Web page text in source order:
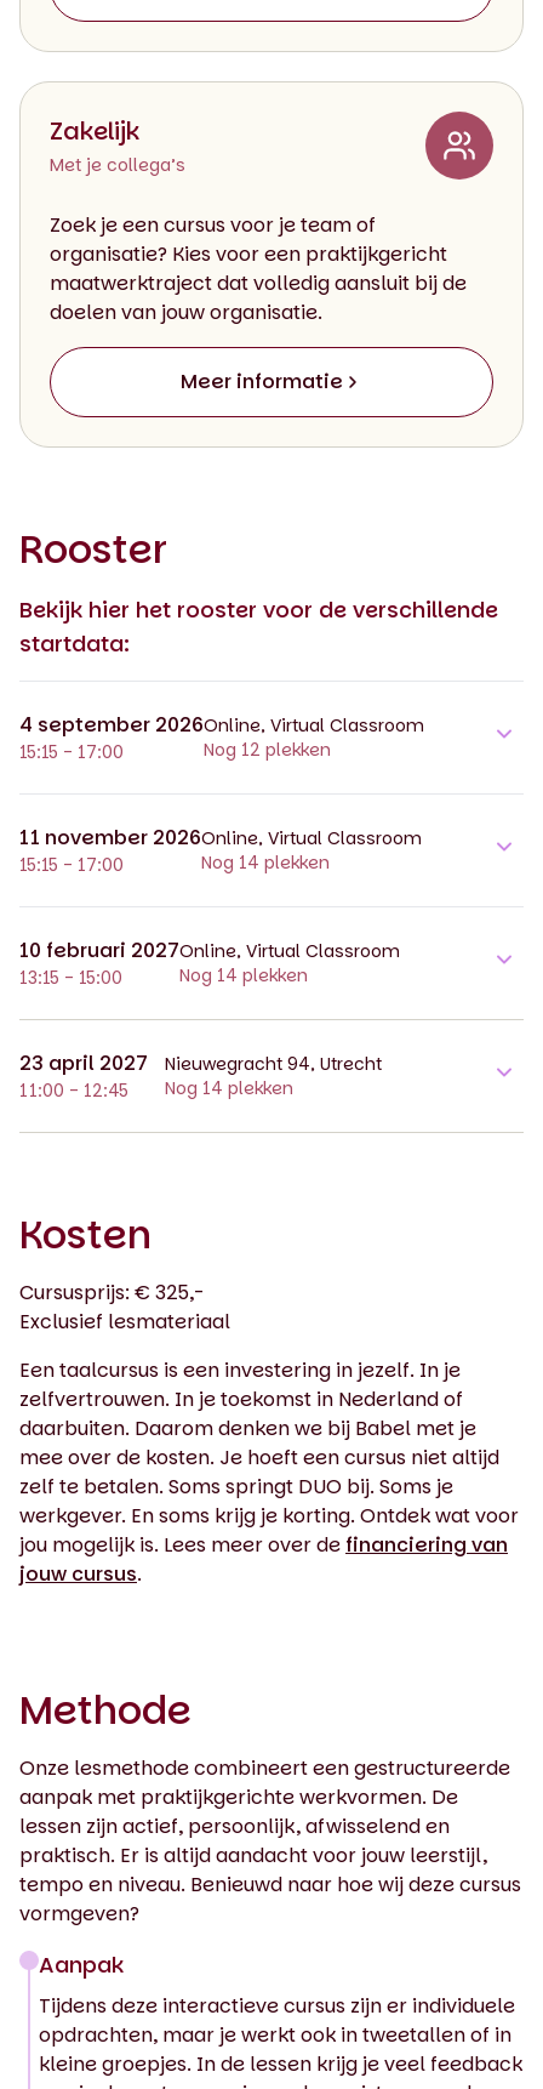
Zakelijk
Met je collega’s
Zoek je een cursus voor je team of
organisatie? Kies voor een praktijkgericht
maatwerktraject dat volledig aansluit bij de
doelen van jouw organisatie.
Meer informatie
Rooster
Bekijk hier het rooster voor de verschillende
startdata:
4 september 2026
15:15 - 17:00
Online, Virtual Classroom
Nog 12 plekken
11 november 2026
15:15 - 17:00
Online, Virtual Classroom
Nog 14 plekken
10 februari 2027
13:15 - 15:00
Online, Virtual Classroom
Nog 14 plekken
23 april 2027
11:00 - 12:45
Nieuwegracht 94, Utrecht
Nog 14 plekken
Kosten
Cursusprijs: € 325,-
Exclusief lesmateriaal
Een taalcursus is een investering in jezelf. In je
zelfvertrouwen. In je toekomst in Nederland of
daarbuiten. Daarom denken we bij Babel met je
mee over de kosten. Je hoeft een cursus niet altijd
zelf te betalen. Soms springt DUO bij. Soms je
werkgever. En soms krijg je korting. Ontdek wat voor
jou mogelijk is. Lees meer over de financiering van
jouw cursus.
Methode
Onze lesmethode combineert een gestructureerde
aanpak met praktijkgerichte werkvormen. De
lessen zijn actief, persoonlijk, afwisselend en
praktisch. Er is altijd aandacht voor jouw leerstijl,
tempo en niveau. Benieuwd naar hoe wij deze cursus
vormgeven?
Aanpak
Tijdens deze interactieve cursus zijn er individuele
opdrachten, maar je werkt ook in tweetallen of in
kleine groepjes. In de lessen krijg je veel feedback